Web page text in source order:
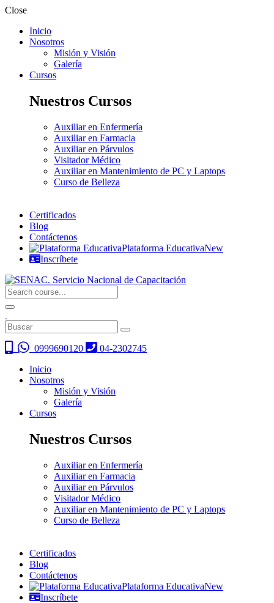
Close
Inicio
Nosotros
Misión y Visión
Galería
Cursos
Nuestros Cursos
Auxiliar en Enfermería
Auxiliar en Farmacia
Auxiliar en Párvulos
Visitador Médico
Auxiliar en Mantenimiento de PC y Laptops
Curso de Belleza
Certificados
Blog
Contáctenos
Plataforma EducativaNew
Inscríbete
0999690120
04-2302745
Inicio
Nosotros
Misión y Visión
Galería
Cursos
Nuestros Cursos
Auxiliar en Enfermería
Auxiliar en Farmacia
Auxiliar en Párvulos
Visitador Médico
Auxiliar en Mantenimiento de PC y Laptops
Curso de Belleza
Certificados
Blog
Contáctenos
Plataforma EducativaNew
Inscríbete